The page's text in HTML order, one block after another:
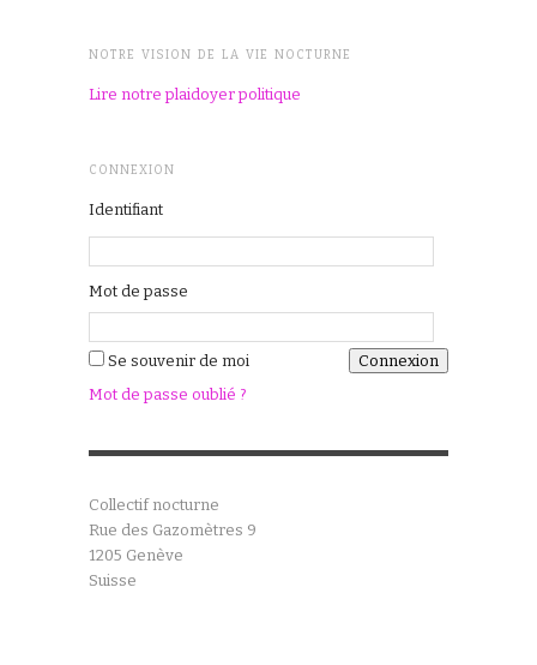
NOTRE VISION DE LA VIE NOCTURNE
Lire notre plaidoyer politique
CONNEXION
Identifiant
Mot de passe
Se souvenir de moi
Mot de passe oublié ?
Collectif nocturne
Rue des Gazomètres 9
1205 Genève
Suisse